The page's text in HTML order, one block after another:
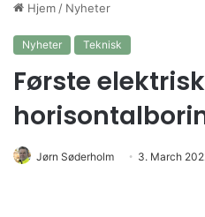
Hjem / Nyheter
Nyheter Teknisk
Første
Jørn Søderholm 3. March